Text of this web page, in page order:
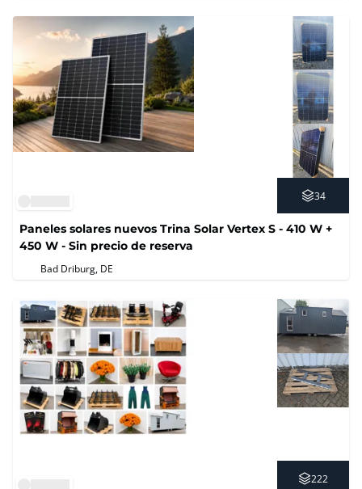
34
Paneles solares nuevos Trina Solar Vertex S - 410 W +
450 W - Sin precio de reserva
Bad Driburg, DE
222